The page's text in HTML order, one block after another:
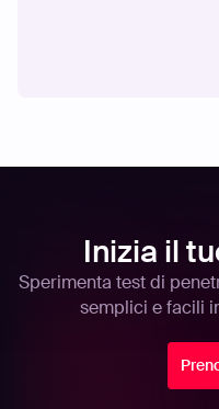
Inizia il
Sperimenta test di
semplici e facili